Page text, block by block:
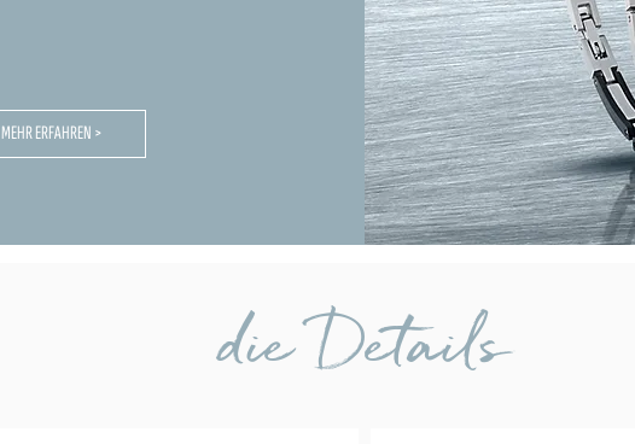
MEHR ERFAHREN >
die Details